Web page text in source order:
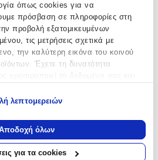
όπως cookies για να
πρόσβαση σε πληροφορίες στη
προβολή εξατομικευμένων
τις μετρήσεις σχετικά με
την καλύτερη εικόνα του κοινού
Έχετε τη δυνατότητα
σχετικά με τη γεωγραφική
μπορεί να είναι ακριβείς σε
λεπτομερειών
όλων
για τα cookies